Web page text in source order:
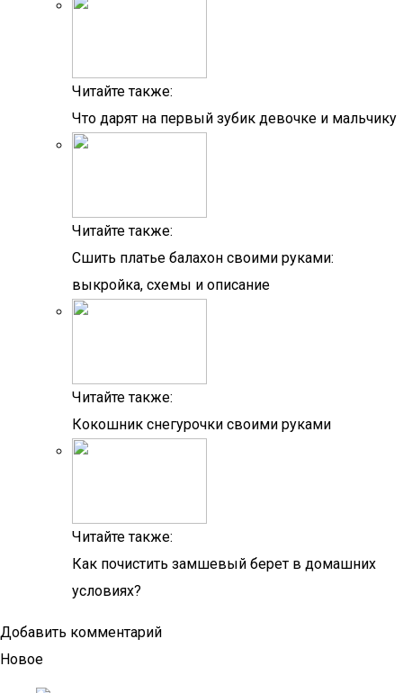
Читайте также:
Что дарят на первый зубик девочке и мальчику
Читайте также:
Сшить платье балахон своими руками:
выкройка, схемы и описание
Читайте также:
Кокошник снегурочки своими руками
Читайте также:
Как почистить замшевый берет в домашних
условиях?
Добавить комментарий
Новое